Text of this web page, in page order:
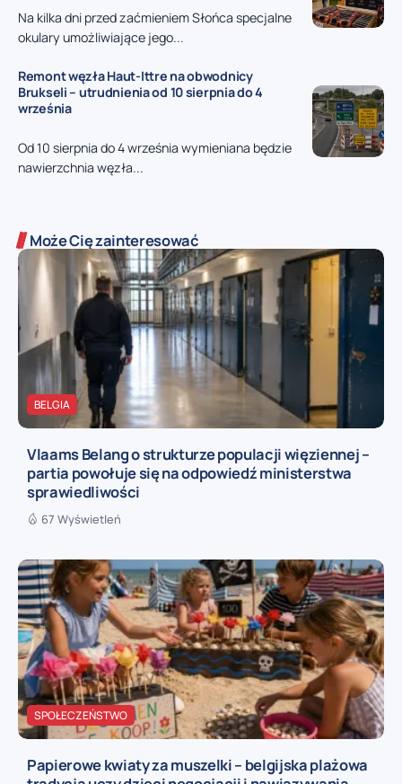
Na kilka dni przed zaćmieniem Słońca specjalne
okulary umożliwiające jego...
Remont węzła Haut-Ittre na obwodnicy
Brukseli – utrudnienia od 10 sierpnia do 4
września
Od 10 sierpnia do 4 września wymieniana będzie
nawierzchnia węzła...
Może Cię zainteresować
BELGIA
Vlaams Belang o strukturze populacji więziennej –
partia powołuje się na odpowiedź ministerstwa
sprawiedliwości
67 Wyświetleń
SPOŁECZEŃSTWO
Papierowe kwiaty za muszelki – belgijska plażowa